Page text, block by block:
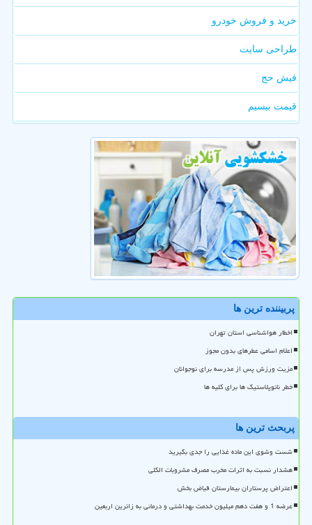
خرید و فروش خودرو
طراحی سایت
فیش حج
قیمت بیسیم
پربیننده ترین ها
اخطار هواشناسی استان تهران
اعلام اسامی عطرهای بدون مجوز
مزیت ورزش پس از مدرسه برای نوجوانان
خطر نانوپلاستیک ها برای کلیه ها
پربحث ترین ها
شست وشوی این ماده غذایی را جدی بگیرید
هشدار نسبت به اثرات مخرب مصرف مشروبات الکلی
اعتراض پرستاران بیمارستان فیاض بخش
عرضه 1 و هفت دهم میلیون خدمت بهداشتی و درمانی به زائرین اربعین